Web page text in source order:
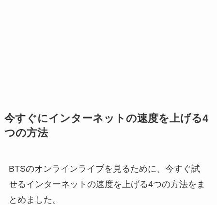
今すぐにインターネットの速度を上げる4
つの方法
BTSのオンラインライブを見るために、今すぐ試
せるインターネットの速度を上げる4つの方法をま
とめました。